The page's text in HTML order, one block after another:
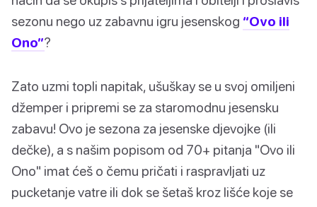
sezonu nego uz zabavnu igru jesenskog “Ovo ili
Ono”?
Zato uzmi topli napitak, ušuškay se u svoj omiljeni
džemper i pripremi se za staromodnu jesensku
zabavu! Ovo je sezona za jesenske djevojke (ili
dečke), a s našim popisom od 70+ pitanja "Ovo ili
Ono" imat ćeš o čemu pričati i raspravljati uz
pucketanje vatre ili dok se šetaš kroz lišće koje se